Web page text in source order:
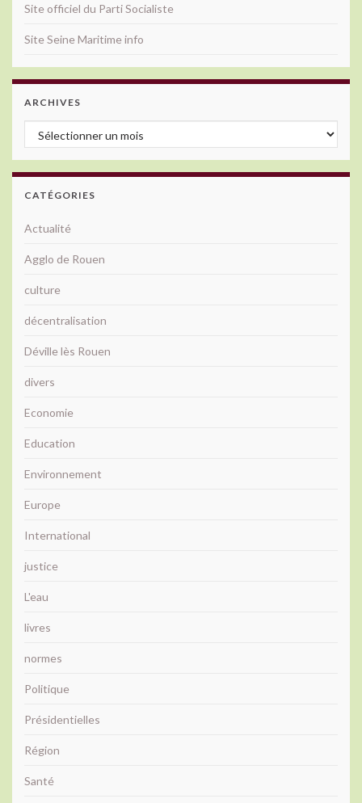
Site officiel du Parti Socialiste
Site Seine Maritime info
ARCHIVES
Archives
CATÉGORIES
Actualité
Agglo de Rouen
culture
décentralisation
Déville lès Rouen
divers
Economie
Education
Environnement
Europe
International
justice
L'eau
livres
normes
Politique
Présidentielles
Région
Santé